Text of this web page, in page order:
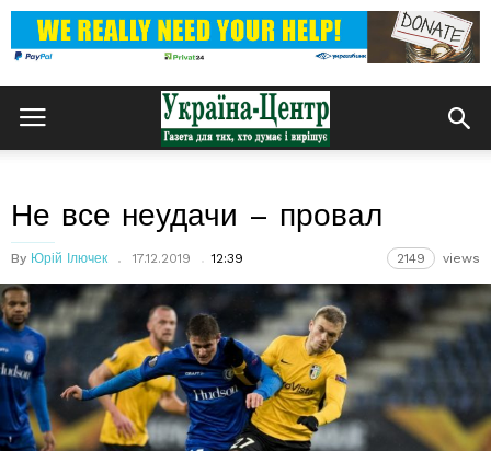
Не все неудачи – провал
By Юрій Ілючек 17.12.2019 12:39 2149 views